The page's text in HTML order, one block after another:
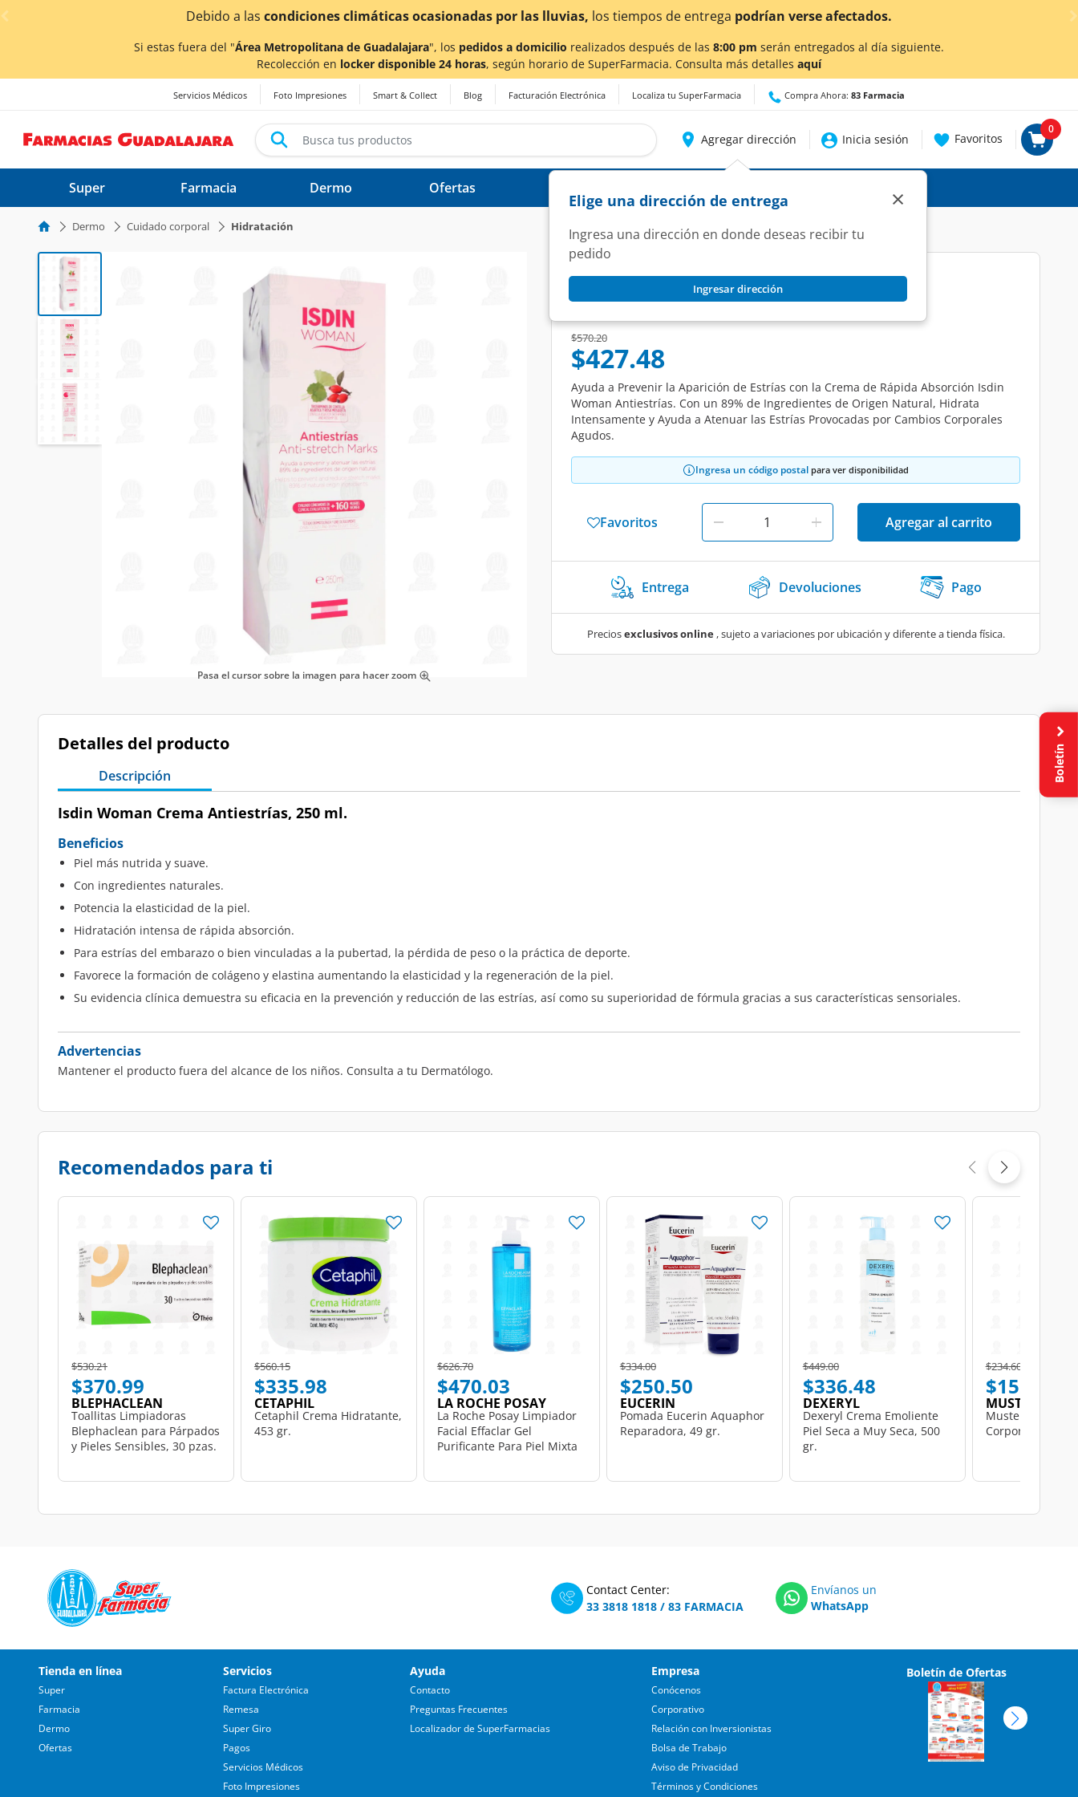
< div class="carousel-inner">
climáticas ocasionadas por las lluvias,los tiempos de entregapodrían verse afectados.
Si estas fuera del "Área Metropolitana de Guadalajara", los pedidos a domicilio realizados después de las 8:00 pm serán entregados al día siguiente.
Recolección en locker disponible 24 horas, según horario de SuperFarmacia. Consulta más detalles aquí
Servicios Médicos Foto Impresiones Smart & Collect Blog Facturación Electrónica Localiza tu SuperFarmacia Compra Ahora: 83 Farmacia
Agregar dirección
Elige una dirección de entrega
Ingresa una dirección en donde deseas recibir tu
pedido
Ingresar dirección
×
Inicia sesión Favoritos
0
Super Farmacia Dermo Ofertas
Dermo Cuidado corporal Hidratación
Pasa el cursor sobre la imagen para hacer zoom
ISDIN
Isdin Woman Crema Antiestrías, 250 ml.
Price reduced from
$570.20to
$427.48
Ayuda a Prevenir la Aparición de Estrías con la Crema de Rápida Absorción Isdin
Woman Antiestrías. Con un 89% de Ingredientes de Origen Natural, Hidrata
Intensamente y Ayuda a Atenuar las Estrías Provocadas por Cambios Corporales
Agudos.
Ingresa un código postal para ver disponibilidad
Favoritos Agregar al carrito
Entrega Devoluciones Pago
Preciosexclusivos online, sujeto a variaciones por ubicación y diferente a tienda física.
Detalles del producto
Descripción
Isdin Woman Crema Antiestrías, 250 ml.
Beneficios
Piel más nutrida y suave.
Con ingredientes naturales.
Potencia la elasticidad de la piel.
Hidratación intensa de rápida absorción.
Para estrías del embarazo o bien vinculadas a la pubertad, la pérdida de peso o la práctica de deporte.
Favorece la formación de colágeno y elastina aumentando la elasticidad y la regeneración de la piel.
Su evidencia clínica demuestra su eficacia en la prevención y reducción de las estrías, así como su superioridad de fórmula gracias a sus características sensoriales.
Advertencias
Mantener el producto fuera del alcance de los niños. Consulta a tu Dermatólogo.
Recomendados para ti
Price reduced from
$530.21to
$370.99
BLEPHACLEAN
Toallitas Limpiadoras
Blephaclean para Párpados
y Pieles Sensibles, 30 pzas.
Price reduced from
$560.15to
$335.98
CETAPHIL
Cetaphil Crema Hidratante,
453 gr.
Price reduced from
$626.70to
$470.03
LA ROCHE POSAY
La Roche Posay Limpiador
Facial Effaclar Gel
Purificante Para Piel Mixta
Price reduced from
$334.00to
$250.50
EUCERIN
Pomada Eucerin Aquaphor
Reparadora, 49 gr.
Price reduced from
$449.00to
$336.48
DEXERYL
Dexeryl Crema Emoliente
Piel Seca a Muy Seca, 500
gr.
Price reduced from
$234.60
$152.00
MUSTELA
Mustela Hydra
Corporal, 300 ml.
Contact Center:
33 3818 1818 / 83 FARMACIA
Envíanos un
WhatsApp
Tienda en línea
Super
Farmacia
Dermo
Ofertas
Servicios
Factura Electrónica
Remesa
Super Giro
Pagos
Servicios Médicos
Foto Impresiones
Ayuda
Contacto
Preguntas Frecuentes
Localizador de SuperFarmacias
Empresa
Conócenos
Corporativo
Relación con Inversionistas
Bolsa de Trabajo
Aviso de Privacidad
Términos y Condiciones
Boletín de Ofertas
Boletín